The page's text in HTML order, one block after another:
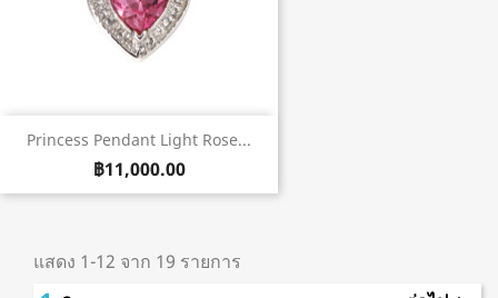
Princess Pendant Light Rose...
฿11,000.00
แสดง 1-12 จาก 19 รายการ